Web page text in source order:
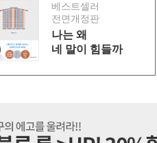
베스트셀러
전면개정판
나는 왜
네 말이 힘들까